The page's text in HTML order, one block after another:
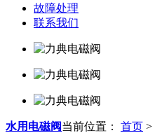
故障处理
联系我们
水用电磁阀当前位置： 首页 >